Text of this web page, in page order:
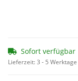
Sofort verfügbar
Lieferzeit:3 - 5 Werktage